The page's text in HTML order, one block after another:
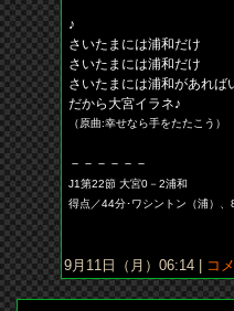
♪
さいたまには浦和だけ
さいたまには浦和だけ
さいたまには浦和があれば
だから大宮イラネ♪
（原曲:幸せなら手をたたこう）
－－－－－－
J1第22節 大宮0－2浦和
得点／44分･ワシントン（浦）
9月11日（月）06:14 | コ